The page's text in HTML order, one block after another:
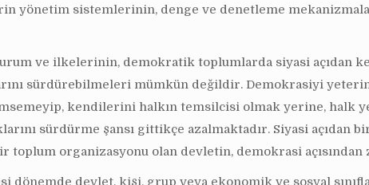
yönetim sistemlerinin, denge ve denetleme
ve ilkelerinin, demokratik toplumlarda siyasi açıdan
sürdürebilmeleri mümkün değildir. Demokrasiyi
kendilerini halkın temsilcisi olmak yerine,
sürdürme şansı gittikçe azalmaktadır. Siyasi açıdan
toplum organizasyonu olan devletin, demokrasi açısından
dönemde devlet, kişi, grup veya ekonomik ve sosyal